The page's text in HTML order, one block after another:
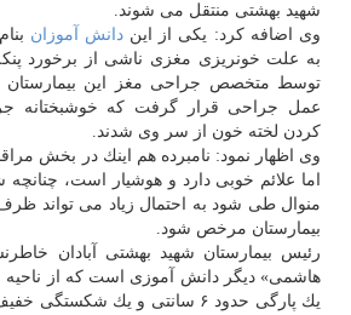
شهید بهشتی منتقل می شوند.
وی اضافه كرد: یكی از ایندانش آموزان
به علت خونریزی مغزی ناشی از برخورد
عمل جراحی قرار گرفت كه خوشبختانه
كردن لخته خون از سر وی شدند.
وی اظهار نمود: نامبرده هم اینك در بخش
اما علائم خوبی دارد و هوشیار است،
منوال طی شود به احتمال زیاد می تواند ظرف
بیمارستان مرخص شود.
رئیس بیمارستان شهید بهشتی آبادان
هاشمی» دیگر دانش آموزی است كه از
یك پارگی حدود ۶ سانتی و یك